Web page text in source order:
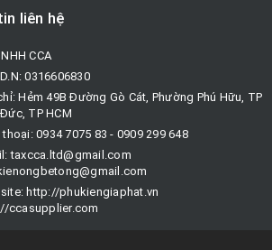
liên hệ
CCA
0316606830
Hẻm 49B Đường Gò Cát, Phường Phú Hữu, TP
TP HCM
thoại:0934 7075 83 - 0909 299 648
taxcca.ltd@gmail.com
http://phukiengiaphat.vn
ccasupplier.com